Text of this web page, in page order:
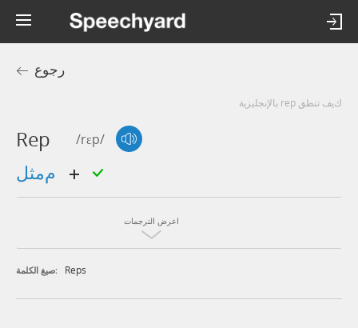
رجوع
كيف تنطق rep بالإنجليزية
Rep /rɛp/
اعرض الترجمات
صيغ الكلمة: Reps